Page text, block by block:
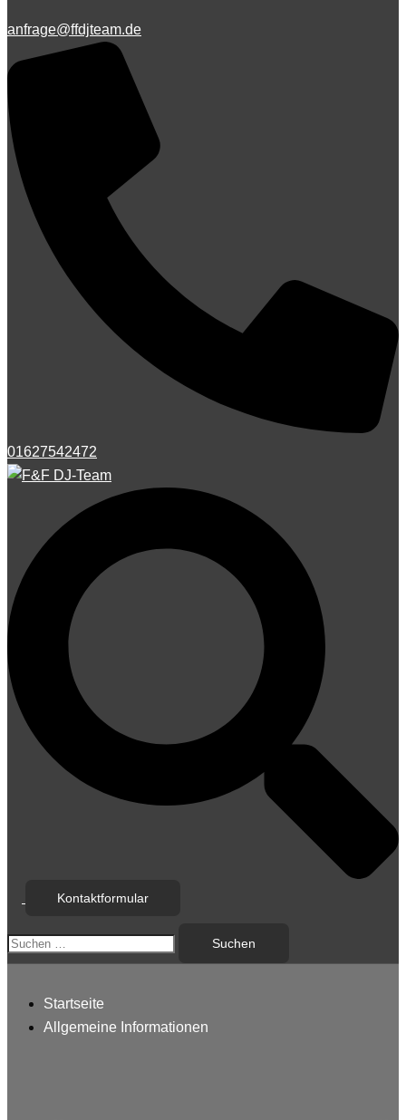
anfrage@ffdjteam.de
01627542472
Kontaktformular
Suchen
nach:
Startseite
Allgemeine Informationen